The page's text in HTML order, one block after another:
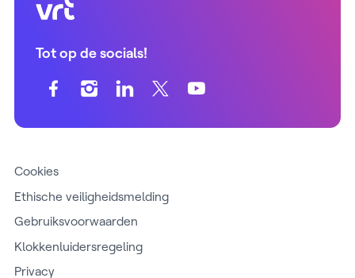
VRT (home)
Tot op de socials!
Cookies
Ethische veiligheidsmelding
Gebruiksvoorwaarden
Klokkenluidersregeling
Privacy